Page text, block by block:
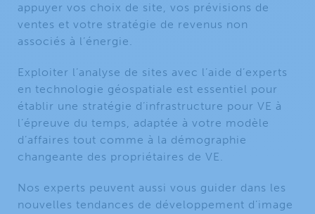
appuyer vos choix de site, vos prévisions de
ventes et votre stratégie de revenus non
associés à l’énergie.
Exploiter l’analyse de sites avec l’aide d’experts
en technologie géospatiale est essentiel pour
établir une stratégie d’infrastructure pour VE à
l’épreuve du temps, adaptée à votre modèle
d’affaires tout comme à la démographie
changeante des propriétaires de VE.
Nos experts peuvent aussi vous guider dans les
nouvelles tendances de développement d’image